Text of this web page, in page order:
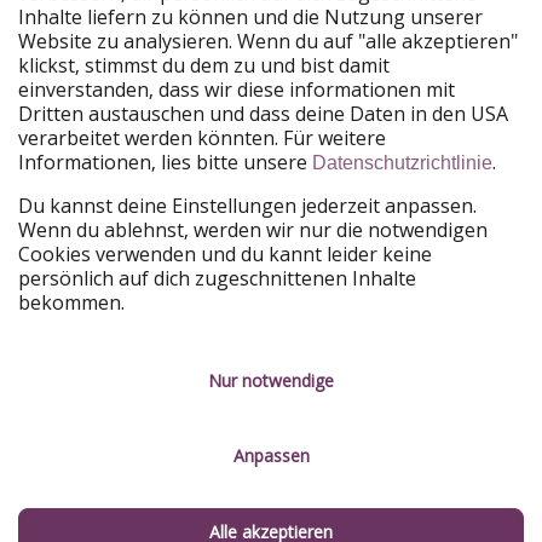
Unsere Märkte
PiratinViaggio
HolidayPirates
VakantiePiraten
WakacyjniPiraci
VoyagesPirates
Ferienpiraten
Urlaubspiraten
ViajerosPiratas
TravelPirates
HolidayPirates Group
Lerne uns kennen
Über uns
Nachhaltigkeit
Rechtliches
Kontakt
Service-Kontrolle
Inhalte liefern zu können und die Nutzung unserer
Website zu analysieren. Wenn du auf "alle akzeptieren"
klickst, stimmst du dem zu und bist damit
einverstanden, dass wir diese informationen mit
Dritten austauschen und dass deine Daten in den USA
verarbeitet werden könnten. Für weitere
Informationen, lies bitte unsere Datenschutzrichtlinie.
Du kannst deine Einstellungen jederzeit anpassen.
Wenn du ablehnst, werden wir nur die notwendigen
Cookies verwenden und du kannt leider keine
persönlich auf dich zugeschnittenen Inhalte
bekommen.
Nur notwendige
Anpassen
Alle akzeptieren